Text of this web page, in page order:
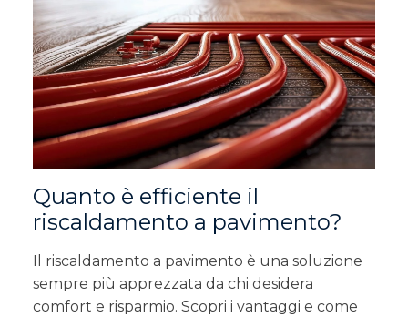
Quanto è efficiente il
riscaldamento a pavimento?
Il riscaldamento a pavimento è una soluzione
sempre più apprezzata da chi desidera
comfort e risparmio. Scopri i vantaggi e come